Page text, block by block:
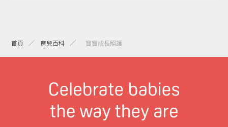
首頁 育兒百科 >寶寶成長照護